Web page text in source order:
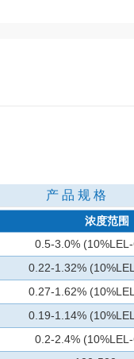
产 品 规 格
浓度范围
0.5-3.0%
0.22-1.32%
0.27-1.62%
0.19-1.14%
0.2-2.4%